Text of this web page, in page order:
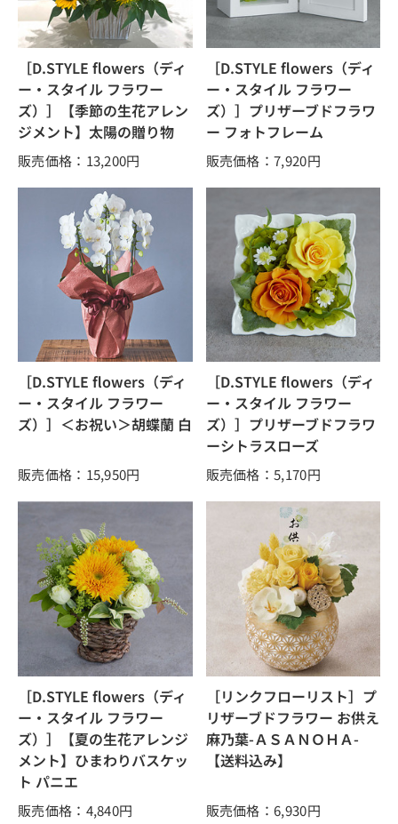
［D.STYLE flowers（ディ
ー・スタイル フラワー
ズ）］【季節の生花アレン
ジメント】太陽の贈り物
販売価格：13,200円
［D.STYLE flowers（ディ
ー・スタイル フラワー
ズ）］プリザーブドフラワ
ー フォトフレーム
販売価格：7,920円
［D.STYLE flowers（ディ
ー・スタイル フラワー
ズ）］＜お祝い＞胡蝶蘭 白
販売価格：15,950円
［D.STYLE flowers（ディ
ー・スタイル フラワー
ズ）］プリザーブドフラワ
ーシトラスローズ
販売価格：5,170円
［D.STYLE flowers（ディ
ー・スタイル フラワー
ズ）］【夏の生花アレンジ
メント】ひまわりバスケッ
ト パニエ
販売価格：4,840円
［リンクフローリスト］プ
リザーブドフラワー お供え
麻乃葉-ＡＳＡＮＯＨＡ-
【送料込み】
販売価格：6,930円